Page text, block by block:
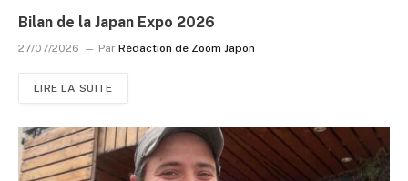
Bilan de la Japan Expo 2026
27/07/2026 Par Rédaction de Zoom Japon
LIRE LA SUITE